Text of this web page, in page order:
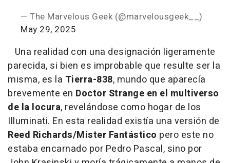
— The Marvelous Geek (@marvelousgeek__)
May 29, 2025
Una realidad con una designación ligeramente
parecida, si bien es improbable que resulte ser la
misma, es la Tierra-838, mundo que aparecía
brevemente en Doctor Strange en el multiverso
de la locura, revelándose como hogar de los
Illuminati. En esta realidad existía una versión de
Reed Richards/Mister Fantástico pero este no
estaba encarnado por Pedro Pascal, sino por